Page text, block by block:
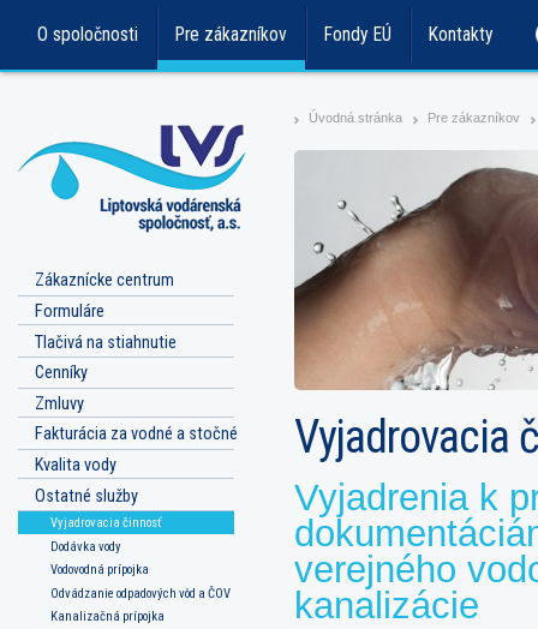
O spoločnosti Pre zákazníkov Fondy EÚ Kontakty
> Úvodná stránka > Pre zákazníkov >
Vyjadrovacia
Vyjadrenia k
verejného
kanalizácie
Zákaznícke centrum
Formuláre
Tlačivá na stiahnutie
Cenníky
Zmluvy
Fakturácia za vodné a stočné
Kvalita vody
Ostatné služby
Vyjadrovacia činnosť
Dodávka vody
Vodovodná prípojka
Odvádzanie odpadových vôd a ČOV
Kanalizačná prípojka